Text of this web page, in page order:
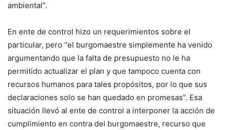
ambiental”.
En ente de control hizo un requerimientos sobre el
particular, pero “el burgomaestre simplemente ha venido
argumentando que la falta de presupuesto no le ha
permitido actualizar el plan y que tampoco cuenta con
recursos humanos para tales propósitos, por lo que sus
declaraciones solo se han quedado en promesas”. Esa
situación llevó al ente de control a interponer la acción de
cumplimiento en contra del burgomaestre, recurso que